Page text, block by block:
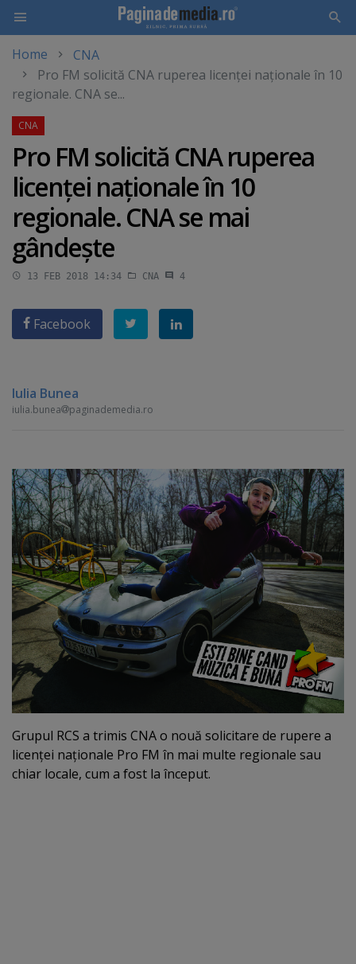
main
content
Home
CNA
Pro FM solicită CNA ruperea licenţei naţionale în 10
regionale. CNA se...
Pro FM solicită CNA ruperea
licenţei naţionale în 10
regionale. CNA se mai
gândeşte
13 FEB 2018 14:34 CNA 4
Facebook
Iulia Bunea
iulia.bunea paginademedia.ro
Grupul RCS a trimis CNA o nouă solicitare de rupere a
licenţei naţionale Pro FM în mai multe regionale sau
chiar locale, cum a fost la început.